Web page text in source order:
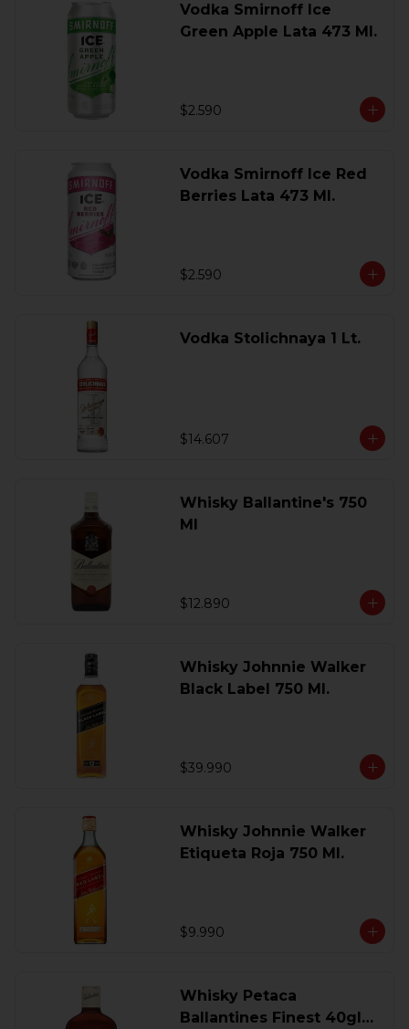
Vodka Smirnoff Ice
Green Apple Lata 473 Ml.
$2.590
Vodka Smirnoff Ice Red
Berries Lata 473 Ml.
$2.590
Vodka Stolichnaya 1 Lt.
$14.607
Whisky Ballantine's 750
Ml
$12.890
Whisky Johnnie Walker
Black Label 750 Ml.
$39.990
Whisky Johnnie Walker
Etiqueta Roja 750 Ml.
$9.990
Whisky Petaca
Ballantines Finest 40gl